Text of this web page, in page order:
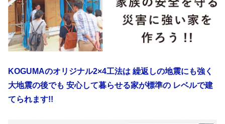
KOGUMAのオリジナル2×4工法は 繰返しの地震にも強く
大地震の後でも 安心して暮らせる家が標準の レベルで建
てられます!!